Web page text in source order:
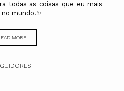
todas as coisas que eu mais
mundo.✨
MORE